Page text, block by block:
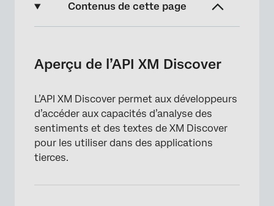
Contenus de cette page
Services API disponibles
Limites des taux de l’API
Aperçu de l’API XM Discover
L’API XM Discover permet aux développeurs
d’accéder aux capacités d’analyse des
sentiments et des textes de XM Discover
pour les utiliser dans des applications
tierces.